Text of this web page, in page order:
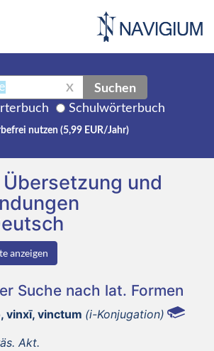
X Suchen
Schulwörterbuch
nutzen (5,99 EUR/Jahr)
und
anzeigen
Suche nach lat. Formen
vinxī, vinctum (i-Konjugation)
Akt.